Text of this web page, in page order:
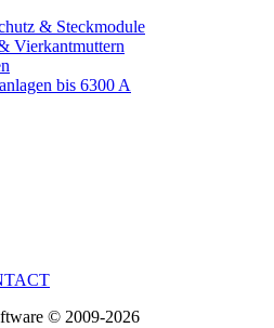
& Steckmodule
Vierkantmuttern
bis 6300 A
© 2009-2026